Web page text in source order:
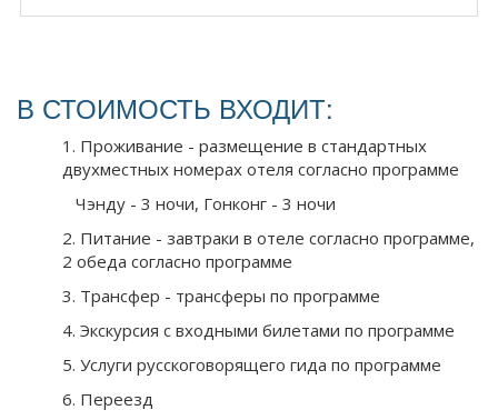
В СТОИМОСТЬ ВХОДИТ:
1. Проживание - размещение в стандартных
двухместных номерах отеля согласно программе
Чэнду - 3 ночи, Гонконг - 3 ночи
2. Питание - завтраки в отеле согласно программе,
2 обеда согласно программе
3. Трансфер - трансферы по программе
4. Экскурсия с входными билетами по программе
5. Услуги русскоговорящего гида по программе
6. Переезд